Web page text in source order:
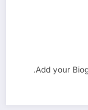
Add your